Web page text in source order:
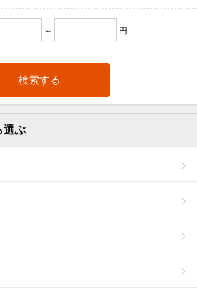
～ 円
選ぶ